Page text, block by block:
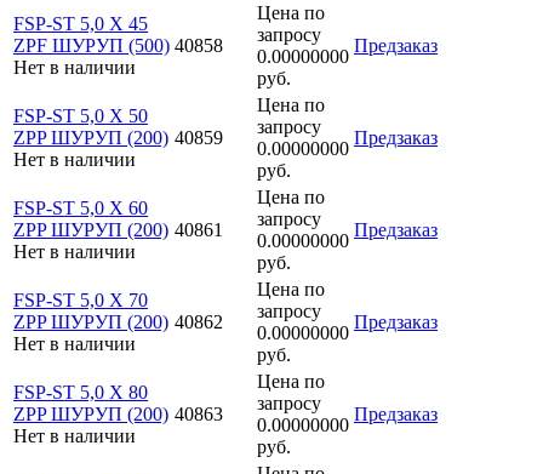
FSP-ST 5,0 X 45
ZPF ШУРУП (500)
Нет в наличии
40858
Цена по
запросу
0.00000000
руб.
Предзаказ
FSP-ST 5,0 X 50
ZPP ШУРУП (200)
Нет в наличии
40859
Цена по
запросу
0.00000000
руб.
Предзаказ
FSP-ST 5,0 X 60
ZPP ШУРУП (200)
Нет в наличии
40861
Цена по
запросу
0.00000000
руб.
Предзаказ
FSP-ST 5,0 X 70
ZPP ШУРУП (200)
Нет в наличии
40862
Цена по
запросу
0.00000000
руб.
Предзаказ
FSP-ST 5,0 X 80
ZPP ШУРУП (200)
Нет в наличии
40863
Цена по
запросу
0.00000000
руб.
Предзаказ